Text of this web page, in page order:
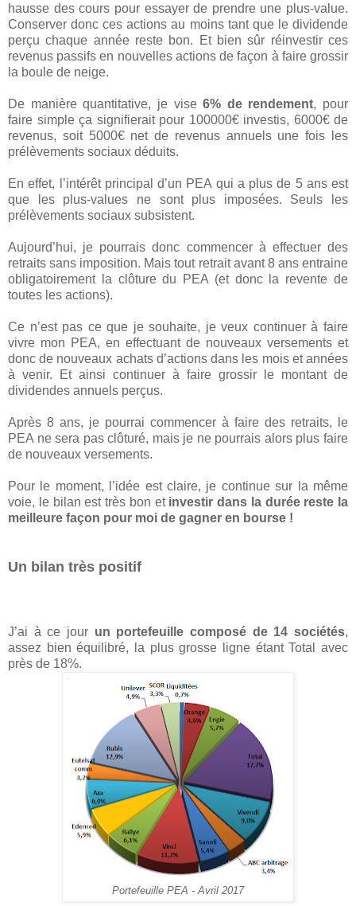
hausse des cours pour essayer de prendre une plus-value.
Conserver donc ces actions au moins tant que le dividende
perçu chaque année reste bon. Et bien sûr réinvestir ces
revenus passifs en nouvelles actions de façon à faire grossir
la boule de neige.
De manière quantitative, je vise6% de rendement, pour
faire simple ça signifierait pour 100000€ investis, 6000€ de
revenus, soit 5000€ net de revenus annuels une fois les
prélèvements sociaux déduits.
En effet, l’intérêt principal d’un PEA qui a plus de 5 ans est
que les plus-values ne sont plus imposées. Seuls les
prélèvements sociaux subsistent.
Aujourd’hui, je pourrais donc commencer à effectuer des
retraits sans imposition. Mais tout retrait avant 8 ans entraine
obligatoirement la clôture du PEA (et donc la revente de
toutes les actions).
Ce n’est pas ce que je souhaite, je veux continuer à faire
vivre mon PEA, en effectuant de nouveaux versements et
donc de nouveaux achats d’actions dans les mois et années
à venir. Et ainsi continuer à faire grossir le montant de
dividendes annuels perçus.
Après 8 ans, je pourrai commencer à faire des retraits, le
PEA ne sera pas clôturé, mais je ne pourrais alors plus faire
de nouveaux versements.
Pour le moment, l’idée est claire, je continue sur la même
voie, le bilan est très bon et investir dans la durée reste la
meilleure façon pour moi de gagner en bourse !
Un bilan très positif
J’ai à ce jour un portefeuille composé de 14 sociétés,
assez bien équilibré, la plus grosse ligne étant Total avec
près de 18%.
Portefeuille PEA - Avril 2017